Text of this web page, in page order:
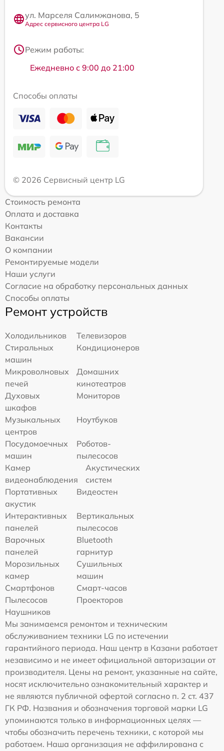
ул. Марселя Салимжанова, 5
Адрес сервисного центра LG
Режим работы:
Ежедневно с 9:00 до 21:00
Способы оплаты
© 2026 Сервисный центр LG
Стоимость ремонта
Оплата и доставка
Контакты
Вакансии
О компании
Ремонтируемые модели
Наши услуги
Согласие на обработку персональных данных
Способы оплаты
Ремонт устройств
Холодильников
Телевизоров
Стиральных
машин
Кондиционеров
Микроволновых
печей
Домашних
кинотеатров
Духовых
шкафов
Мониторов
Музыкальных
центров
Ноутбуков
Посудомоечных
машин
Роботов-
пылесосов
Камер
видеонаблюдения
Акустических
систем
Портативных
акустик
Видеостен
Интерактивных
панелей
Вертикальных
пылесосов
Варочных
панелей
Bluetooth
гарнитур
Морозильных
камер
Сушильных
машин
Смартфонов
Смарт-часов
Пылесосов
Проекторов
Наушников
Мы занимаемся ремонтом и техническим
обслуживанием техники LG по истечении
гарантийного периода. Наш центр в Казани работает
независимо и не имеет официальной авторизации от
производителя. Цены на ремонт, указанные на сайте,
носят исключительно ознакомительный характер и
не являются публичной офертой согласно п. 2 ст. 437
ГК РФ. Названия и обозначения торговой марки LG
упоминаются только в информационных целях —
чтобы обозначить перечень техники, с которой мы
работаем. Наша организация не аффилирована с